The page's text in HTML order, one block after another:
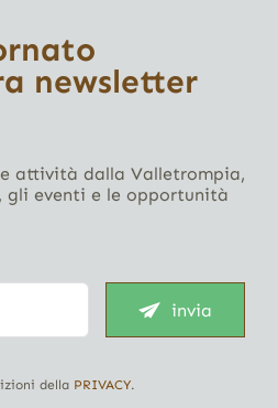
newsletter
attività dalla Valletrompia,
gli eventi e le opportunità
invia
della PRIVACY.